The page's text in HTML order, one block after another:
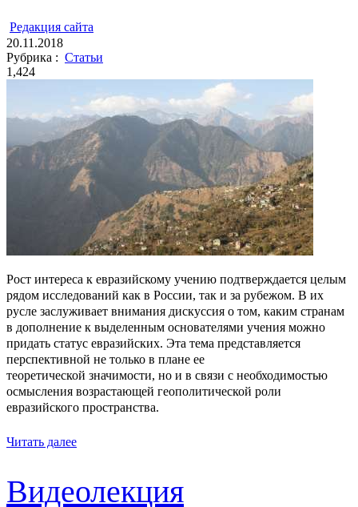
Редакция cайта
20.11.2018
Рубрика : Статьи
1,424
Рост интереса к евразийскому учению подтверждается целым
рядом исследований как в России, так и за рубежом. В их
русле заслуживает внимания дискуссия о том, каким странам
в дополнение к выделенным основателями учения можно
придать статус евразийских. Эта тема представляется
перспективной не только в плане ее
теоретической значимости, но и в связи с необходимостью
осмысления возрастающей геополитической роли
евразийского пространства.
Читать далее
Видеолекция